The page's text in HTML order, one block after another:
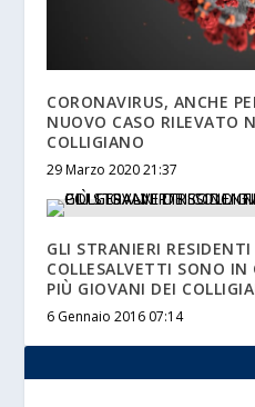
CORONAVIRUS, ANCHE
NUOVO CASO RILEVATO
COLLIGIANO
29 Marzo 2020 21:37
GLI STRANIERI
COLLESALVETTI SONO
PIÙ GIOVANI DEI
6 Gennaio 2016 07:14